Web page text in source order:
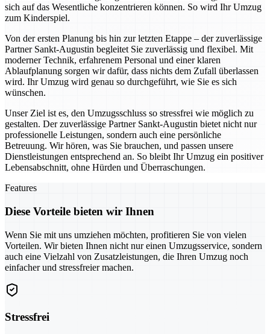
sich auf das Wesentliche konzentrieren können. So wird Ihr Umzug
zum Kinderspiel.
Von der ersten Planung bis hin zur letzten Etappe – der zuverlässige
Partner Sankt-Augustin begleitet Sie zuverlässig und flexibel. Mit
moderner Technik, erfahrenem Personal und einer klaren
Ablaufplanung sorgen wir dafür, dass nichts dem Zufall überlassen
wird. Ihr Umzug wird genau so durchgeführt, wie Sie es sich
wünschen.
Unser Ziel ist es, den Umzugsschluss so stressfrei wie möglich zu
gestalten. Der zuverlässige Partner Sankt-Augustin bietet nicht nur
professionelle Leistungen, sondern auch eine persönliche
Betreuung. Wir hören, was Sie brauchen, und passen unsere
Dienstleistungen entsprechend an. So bleibt Ihr Umzug ein positiver
Lebensabschnitt, ohne Hürden und Überraschungen.
Features
Diese Vorteile bieten wir Ihnen
Wenn Sie mit uns umziehen möchten, profitieren Sie von vielen
Vorteilen. Wir bieten Ihnen nicht nur einen Umzugsservice, sondern
auch eine Vielzahl von Zusatzleistungen, die Ihren Umzug noch
einfacher und stressfreier machen.
Stressfrei